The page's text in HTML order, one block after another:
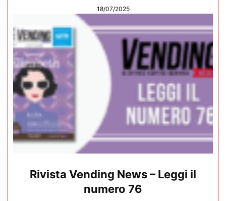
18/07/2025
Rivista Vending News – Leggi il
numero 76